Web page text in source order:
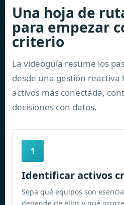
Una hoja de
para empezar
criterio
La videoguía resume los
desde una gestión reactiva
activos más conectada,
decisiones con datos.
1
Identificar activos
Sepa qué equipos son